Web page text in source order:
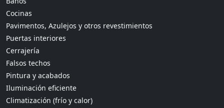
Cocinas
Pavimentos, Azulejos y otros revestimientos
Puertas interiores
Cerrajería
Falsos techos
Pintura y acabados
Iluminación eficiente
Climatización (frío y calor)